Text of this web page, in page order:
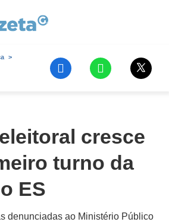
cresce
turno da
ES
denunciadas ao Ministério Público